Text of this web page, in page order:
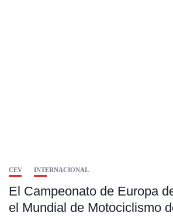
CEV INTERNACIONAL
El Campeonato de Europa
el Mundial de Motociclismo